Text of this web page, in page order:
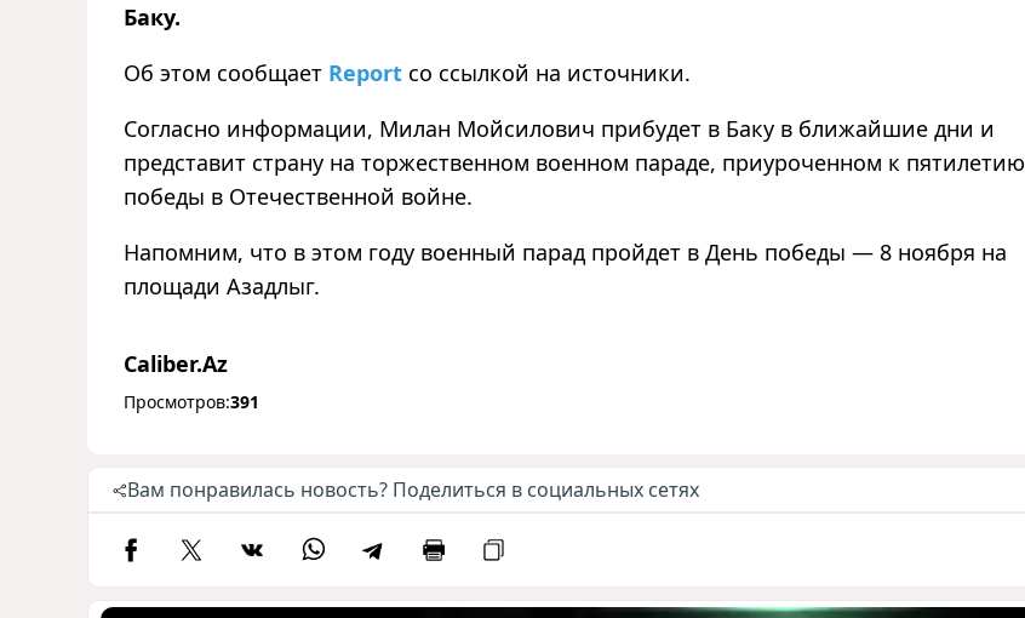
Баку.
Об этом сообщает Report со ссылкой на источники.
Согласно информации, Милан Мойсилович прибудет в Баку в ближайшие дни и
представит страну на торжественном военном параде, приуроченном к пятилетию
победы в Отечественной войне.
Напомним, что в этом году военный парад пройдет в День победы — 8 ноября на
площади Азадлыг.
Caliber.Az
Просмотров:391
Вам понравилась новость? Поделиться в социальных сетях